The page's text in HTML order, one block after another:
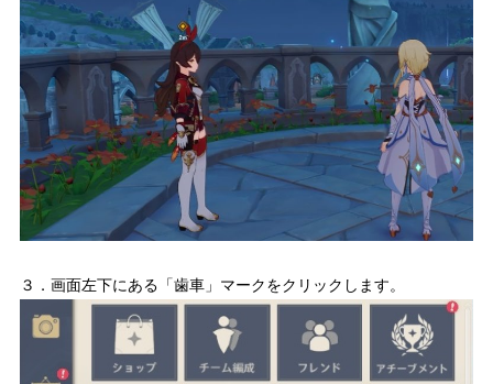
３．画面左下にある「歯車」マークをクリックします。